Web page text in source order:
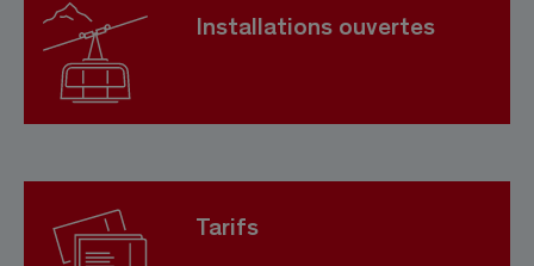
Installations ouvertes
Tarifs